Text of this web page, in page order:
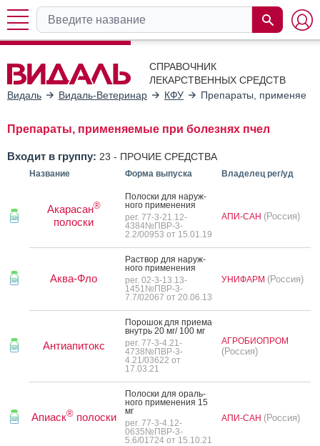
СПРАВОЧНИК
ЛЕКАРСТВЕННЫХ СРЕДСТВ
Видаль
Видаль-Ветеринар КФУ Препараты,
Препараты, применяемые при болезнях пчел
Входит в группу: 23 - ПРОЧИЕ СРЕДСТВА
Название Форма выпуска Владелец рег/уд
Акарасан®
полоски
По­лос­ки для на­руж­
но­го при­мене­ния
рег. 77-3-21.12-
4384№ПВР-3-
2.2/00953 от 15.01.19
АПИ-САН (Россия)
Аква-Фло
Рас­твор для на­руж­
но­го при­мене­ния
рег. 02-3-13.13-
1451№ПВР-3-
7.7/02067 от 20.06.13
УНИФАРМ (Россия)
Антиапитокс
По­рошок для при­ема
внутрь 20 мг/ 100 мг
рег. 77-3-4.21-
4738№ПВР-3-
4.21/03622 от
17.03.21
АГРОБИОПРОМ
(Россия)
Апиаск®полоски
По­лос­ки для ораль­
но­го при­мене­ния 15
мг
рег. 77-3-4.12-
0635№ПВР-3-
5.6/01724 от 15.10.21
АПИ-САН (Россия)